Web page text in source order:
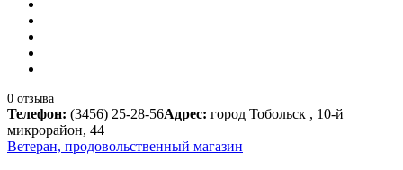
0 отзыва
Телефон: (3456) 25-28-56Адрес: город Тобольск , 10-й
микрорайон, 44
Ветеран, продовольственный магазин